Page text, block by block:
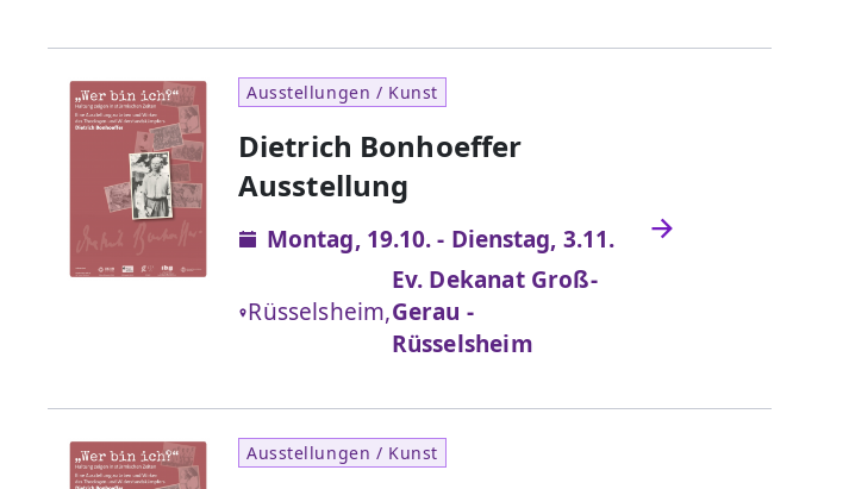
Ausstellungen / Kunst
Dietrich Bonhoeffer
Ausstellung
Montag, 19.10. - Dienstag, 3.11.
Rüsselsheim,
Ev. Dekanat Groß-
Gerau -
Rüsselsheim
Ausstellungen / Kunst